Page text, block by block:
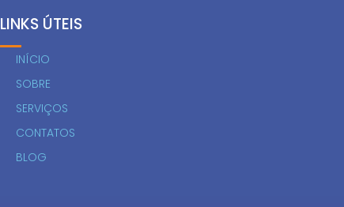
LINKS ÚTEIS
INÍCIO
SOBRE
SERVIÇOS
CONTATOS
BLOG